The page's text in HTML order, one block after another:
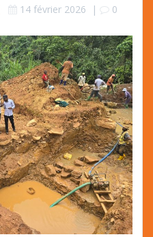
14 février 2026 | 0